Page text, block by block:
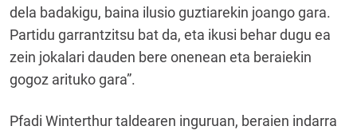
dela badakigu, baina ilusio guztiarekin joango gara.
Partidu garrantzitsu bat da, eta ikusi behar dugu ea
zein jokalari dauden bere onenean eta beraiekin
gogoz arituko gara”.
Pfadi Winterthur taldearen inguruan, beraien indarra